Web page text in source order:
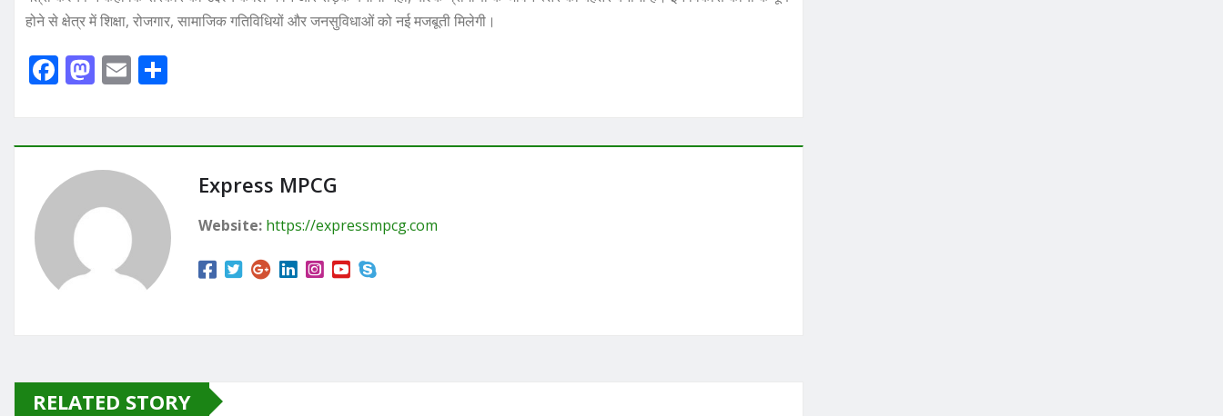
होने से क्षेत्र में शिक्षा, रोजगार, सामाजिक गतिविधियों और जनसुविधाओं को नई मजबूती मिलेगी।
F
e
b
o
k
M
o
o
E
l e
Express MPCG
Website: https://expressmpcg.com
RELATED STORY